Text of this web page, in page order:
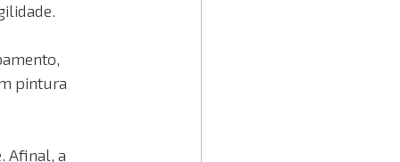
pintura
Afinal, a